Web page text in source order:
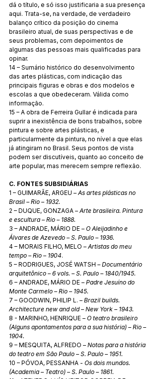
dá o título, e só isso justificaria a sua presença
aqui. Trata-se, na verdade, de verdadeiro
balanço crítico da posição do cinema
brasileiro atual, de suas perspectivas e de
seus problemas, com depoimentos de
algumas das pessoas mais qualificadas para
opinar.
14 – Sumário histórico do desenvolvimento
das artes plásticas, com indicação das
principais figuras e obras e dos modelos e
escolas a que obedeceram. Válida como
informação.
15 – A obra de Ferreira Gullar é indicada para
suprir a inexistência de bons trabalhos, sobre
pintura e sobre artes plásticas, e
particularmente da pintura, no nível a que elas
já atingiram no Brasil. Seus pontos de vista
podem ser discutíveis, quanto ao conceito de
arte popular, mas merecem sempre reflexão.
C. FONTES SUBSIDIÁRIAS
1 – GUIMARÃE, ARGEU – As artes plásticas no
Brasil – Rio – 1932.
2 – DUQUE, GONZAGA – Arte brasileira. Pintura
e escultura – Rio – 1888.
3 – ANDRADE, MÁRIO DE – O Aleijadinho e
Álvares de Azevedo – S. Paulo – 1936.
4 – MORAIS FILHO, MELO – Artistas do meu
tempo – Rio – 1904.
5 – RODRIGUES, JOSÉ WATSH – Documentário
arquitetônico – 6 vols. – S. Paulo – 1840/1945.
6 – ANDRADE, MÁRIO DE – Padre Jesuíno do
Monte Carmelo – Rio – 1945.
7 – GOODWIN, PHILIP L. – Brazil builds.
Architecture new and old – New York – 1943.
8 - MARINHO, HENRIQUE – O teatro brasileiro
(Alguns apontamentos para a sua história) – Rio –
1904.
9 – MESQUITA, ALFREDO – Notas para a história
do teatro em São Paulo – S. Paulo – 1951.
10 – PÓVOA, PESSANHA - Os dois mundos.
(Academia – Teatro) – S. Paulo – 1861.